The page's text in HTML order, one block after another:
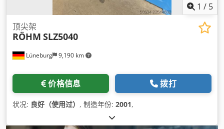
1 / 5
Lüneburg 9,190 km
顶尖架
RÖHM SLZ5040
价格信息 拨打
状况: 良好（使用过） , 制造年份: 2001,